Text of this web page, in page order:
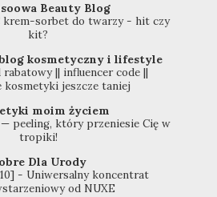
Beauty Blog
krem-sorbet do twarzy - hit czy
kit?
kosmetyczny i lifestyle
rabatowy || influencer code ||
kosmetyki jeszcze taniej
moim życiem
— peeling, który przeniesie Cię w
tropiki!
Dla Urody
- Uniwersalny koncentrat
od NUXE